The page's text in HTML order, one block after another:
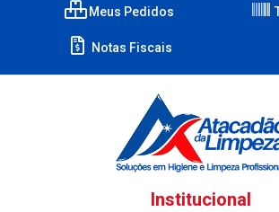
Meus Pedidos
Notas Fiscais
Institucional